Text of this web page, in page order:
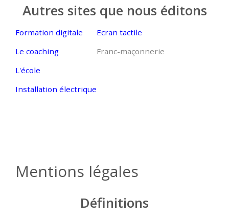
Autres sites que nous éditons
Formation digitale
Le coaching
L'école
Installation électrique
Ecran tactile
Franc-maçonnerie
Mentions légales
Définitions